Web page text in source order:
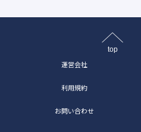
top
運営会社
利用規約
お問い合わせ